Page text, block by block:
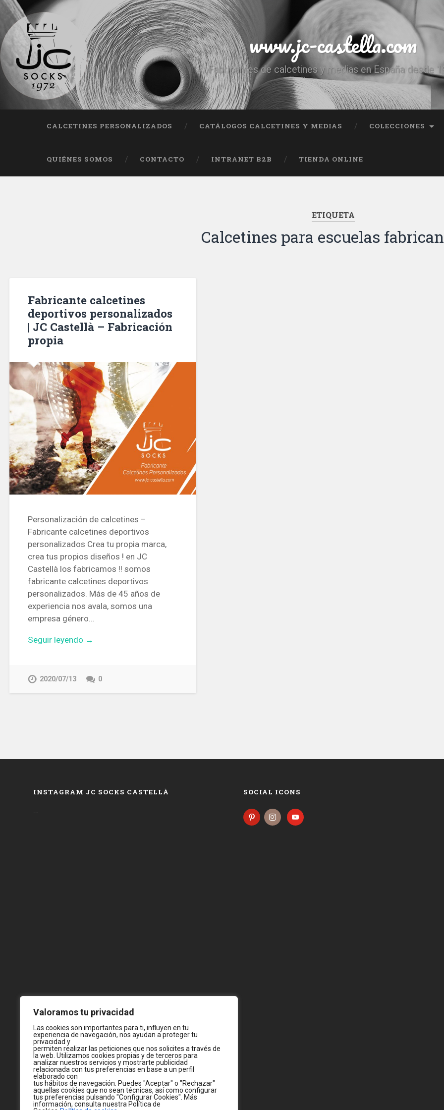
Valoramos tu privacidad
Las cookies son importantes para ti, influyen en tu
experiencia de navegación, nos ayudan a proteger tu
privacidad y
permiten realizar las peticiones que nos solicites a través de
la web. Utilizamos cookies propias y de terceros para
analizar nuestros servicios y mostrarte publicidad
relacionada con tus preferencias en base a un perfil
elaborado con
tus hábitos de navegación. Puedes "Aceptar" o "Rechazar"
aquellas cookies que no sean técnicas, así como configurar
tus preferencias pulsando "Configurar Cookies". Más
información, consulta nuestra Política de
www.jc-castella.com
Fabricantes de calcetines y medias en España desde
CALCETINES PERSONALIZADOS CATÁLOGOS CALCETINES Y MEDIAS COLECCIONES
QUIÉNES SOMOS CONTACTO INTRANET B2B TIENDA ONLINE
ETIQUETA
Calcetines para escuelas
Fabricante calcetines
deportivos personalizados
| JC Castellà – Fabricación
propia
Personalización de calcetines –
Fabricante calcetines deportivos
personalizados Crea tu propia marca,
crea tus propios diseños ! en JC
Castellà los fabricamos !! somos
fabricante calcetines deportivos
personalizados. Más de 45 años de
experiencia nos avala, somos una
empresa género…
Seguir leyendo →
2020/07/13 0
INSTAGRAM JC SOCKS CASTELLÀ
…
SOCIAL ICONS